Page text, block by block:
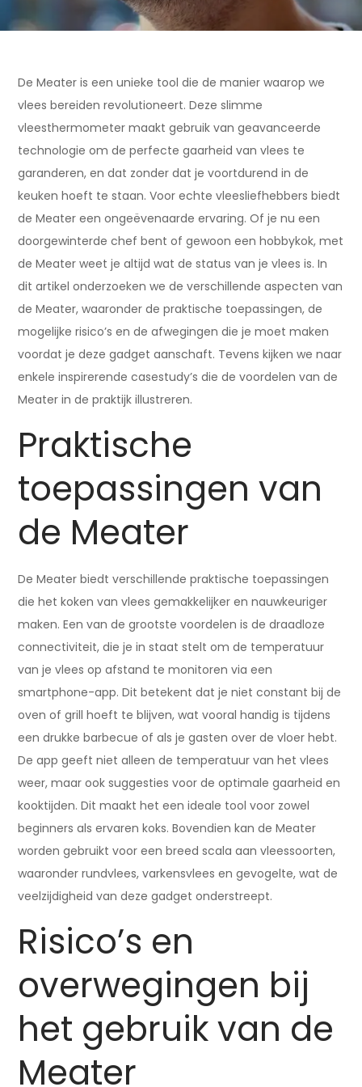
De Meater is een unieke tool die de manier waarop we
vlees bereiden revolutioneert. Deze slimme
vleesthermometer maakt gebruik van geavanceerde
technologie om de perfecte gaarheid van vlees te
garanderen, en dat zonder dat je voortdurend in de
keuken hoeft te staan. Voor echte vleesliefhebbers biedt
de Meater een ongeëvenaarde ervaring. Of je nu een
doorgewinterde chef bent of gewoon een hobbykok, met
de Meater weet je altijd wat de status van je vlees is. In
dit artikel onderzoeken we de verschillende aspecten van
de Meater, waaronder de praktische toepassingen, de
mogelijke risico’s en de afwegingen die je moet maken
voordat je deze gadget aanschaft. Tevens kijken we naar
enkele inspirerende casestudy’s die de voordelen van de
Meater in de praktijk illustreren.
Praktische
toepassingen van
de Meater
De Meater biedt verschillende praktische toepassingen
die het koken van vlees gemakkelijker en nauwkeuriger
maken. Een van de grootste voordelen is de draadloze
connectiviteit, die je in staat stelt om de temperatuur
van je vlees op afstand te monitoren via een
smartphone-app. Dit betekent dat je niet constant bij de
oven of grill hoeft te blijven, wat vooral handig is tijdens
een drukke barbecue of als je gasten over de vloer hebt.
De app geeft niet alleen de temperatuur van het vlees
weer, maar ook suggesties voor de optimale gaarheid en
kooktijden. Dit maakt het een ideale tool voor zowel
beginners als ervaren koks. Bovendien kan de Meater
worden gebruikt voor een breed scala aan vleessoorten,
waaronder rundvlees, varkensvlees en gevogelte, wat de
veelzijdigheid van deze gadget onderstreept.
Risico’s en
overwegingen bij
het gebruik van de
Meater